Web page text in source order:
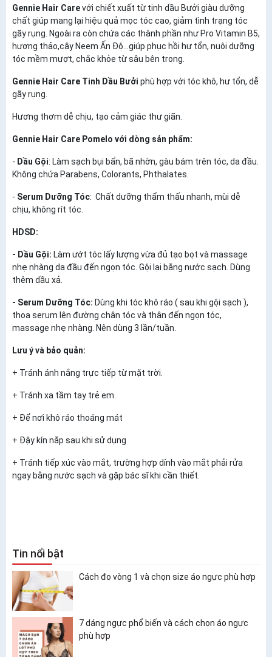
Gennie Hair Carevới chiết xuất từ tinh dầu Bưởi giàu dưỡng
chất giúp mang lại hiệu quả mọc tóc cao, giảm tình trạng tóc
gãy rụng. Ngoài ra còn chứa các thành phần như Pro Vitamin B5,
hương thảo,cây Neem Ấn Độ...giúp phục hồi hư tổn, nuôi dưỡng
tóc mềm mượt, chắc khỏe từ sâu bên trong.
Gennie Hair Care Tinh Dầu Bưởi phù hợp với tóc khô, hư tổn, dễ
gãy rụng.
Hương thơm dễ chịu, tạo cảm giác thư giãn.
Gennie Hair Care Pomelo với dòng sản phẩm:
- Dầu Gội: Làm sạch bụi bẩn, bã nhờn, gàu bám trên tóc, da đầu.
Không chứa Parabens, Colorants, Phthalates.
- Serum Dưỡng Tóc: Chất dưỡng thẩm thấu nhanh, mùi dễ
chịu, không rít tóc.
HDSD:
- Dầu Gội: Làm ướt tóc lấy lượng vừa đủ tạo bọt và massage
nhẹ nhàng da đầu đến ngọn tóc. Gội lại bằng nước sạch. Dùng
thêm dầu xả.
- Serum Dưỡng Tóc: Dùng khi tóc khô ráo ( sau khi gội sạch ),
thoa serum lên đường chân tóc và thân đến ngọn tóc,
massage nhẹ nhàng. Nên dùng 3 lần/tuần.
Lưu ý và bảo quản:
+ Tránh ánh nắng trực tiếp từ mặt trời.
+ Tránh xa tầm tay trẻ em.
+ Để nơi khô ráo thoáng mát
+ Đậy kín nắp sau khi sử dụng
+ Tránh tiếp xúc vào mắt, trường hợp dính vào mắt phải rửa
ngay bằng nước sạch và gặp bác sĩ khi cần thiết.
Tin nổi bật
Cách đo vòng 1 và chọn size áo ngực phù hợp
7 dáng ngực phổ biến và cách chọn áo ngực
phù hợp